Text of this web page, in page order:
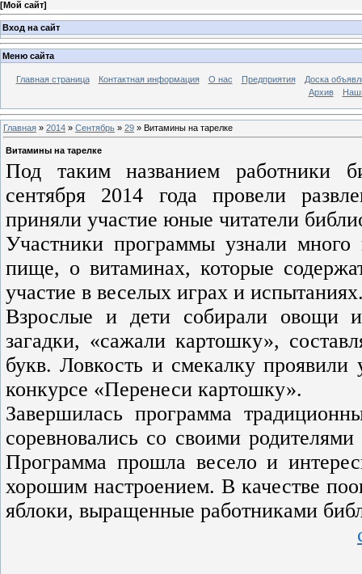
[Мой сайт]
Вход на сайт
Меню сайта
Главная страница Контактная информация О нас Предприятия
Доска
Архив
Главная » 2014 » Сентябрь » 29 » Витамины на тарелке
Витамины на тарелке
Под таким названием работники
сентября 2014 года провели
приняли участие юные читатели
Участники программы узнали
пище, о витаминах, которые
участие в веселых играх и
Взрослые и дети собирали овощи
загадки, «сажали картошку»,
букв. Ловкость и смекалку
конкурсе «Перенеси картошку».
Завершилась программа
соревновались со своими
Программа прошла весело и
хорошим настроением. В качестве
яблоки, выращенные работниками